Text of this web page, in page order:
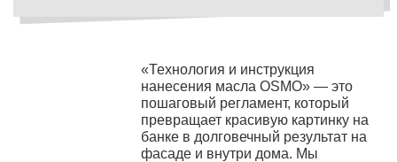
«Технология и инструкция
нанесения масла OSMO» — это
пошаговый регламент, который
превращает красивую картинку на
банке в долговечный результат на
фасаде и внутри дома. Мы